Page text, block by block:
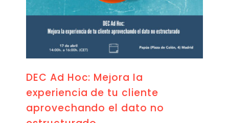
DEC Ad Hoc: Mejora la
experiencia de tu cliente
aprovechando el dato no